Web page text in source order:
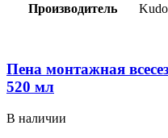
Производитель Kudo
Пена монтажная
520 мл
В наличии